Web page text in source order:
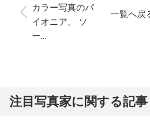
カラー写真のパ
イオニア、 ソ
ー...
一覧へ戻
注⽬写真家に関する記事